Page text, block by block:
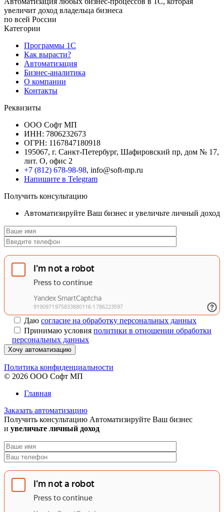
увеличит доход владельца бизнеса
по всей России
Категории
Программы 1С
Как вырасти?
Автоматизация
Бизнес-аналитика
О компании
Контакты
Реквизиты
ООО Софт МП
ИНН: 7806232673
ОГРН: 1167847180918
195067, г. Санкт-Петербург, Шафировский пр, дом № 17,
лит. О, офис 2
+7 (812) 678-98-98, info@soft-mp.ru
Напишите в Telegram
Получить консультацию
Автоматизируйте Ваш бизнес и увеличьте личный доход
Даю согласие на обработку персональных данных
Принимаю условия политики в отношении обработки
персональных данных
Хочу автоматизацию
Политика конфиденциальности
© 2026 ООО Софт МП
Главная
Заказать автоматизацию
Получить консультацию Автоматизируйте Ваш бизнес
и увеличьте личный доход